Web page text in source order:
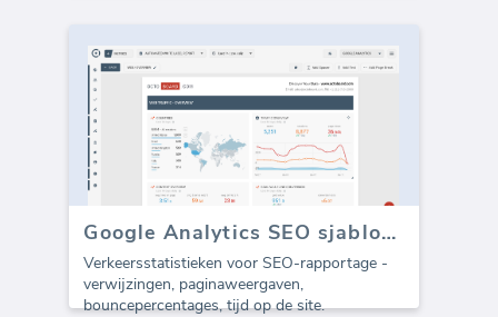
Google Analytics SEO sjabloon - Alle Verkeer (Rapport)
Verkeersstatistieken voor SEO-rapportage -
verwijzingen, paginaweergaven,
bouncepercentages, tijd op de site.